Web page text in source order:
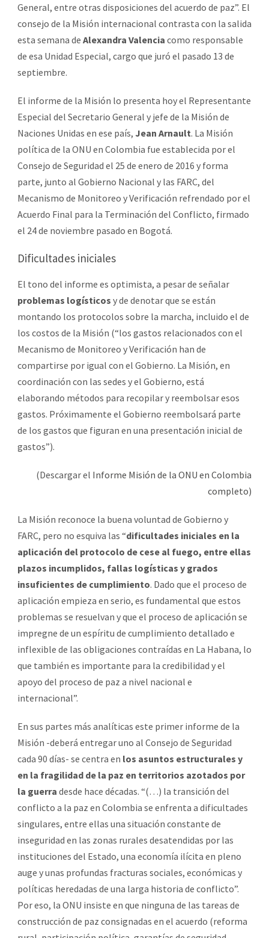
General, entre otras disposiciones del acuerdo de paz”. El
consejo de la Misión internacional contrasta con la salida
esta semana de Alexandra Valencia como responsable
de esa Unidad Especial, cargo que juró el pasado 13 de
septiembre.
El informe de la Misión lo presenta hoy el Representante
Especial del Secretario General y jefe de la Misión de
Naciones Unidas en ese país, Jean Arnault. La Misión
política de la ONU en Colombia fue establecida por el
Consejo de Seguridad el 25 de enero de 2016 y forma
parte, junto al Gobierno Nacional y las FARC, del
Mecanismo de Monitoreo y Verificación refrendado por el
Acuerdo Final para la Terminación del Conflicto, firmado
el 24 de noviembre pasado en Bogotá.
Dificultades iniciales
El tono del informe es optimista, a pesar de señalar
problemas logísticos y de denotar que se están
montando los protocolos sobre la marcha, incluido el de
los costos de la Misión (“los gastos relacionados con el
Mecanismo de Monitoreo y Verificación han de
compartirse por igual con el Gobierno. La Misión, en
coordinación con las sedes y el Gobierno, está
elaborando métodos para recopilar y reembolsar esos
gastos. Próximamente el Gobierno reembolsará parte
de los gastos que figuran en una presentación inicial de
gastos”).
(Descargar el Informe Misión de la ONU en Colombia
completo)
La Misión reconoce la buena voluntad de Gobierno y
FARC, pero no esquiva las “dificultades iniciales en la
aplicación del protocolo de cese al fuego, entre ellas
plazos incumplidos, fallas logísticas y grados
insuficientes de cumplimiento. Dado que el proceso de
aplicación empieza en serio, es fundamental que estos
problemas se resuelvan y que el proceso de aplicación se
impregne de un espíritu de cumplimiento detallado e
inflexible de las obligaciones contraídas en La Habana, lo
que también es importante para la credibilidad y el
apoyo del proceso de paz a nivel nacional e
internacional”.
En sus partes más analíticas este primer informe de la
Misión -deberá entregar uno al Consejo de Seguridad
cada 90 días- se centra en los asuntos estructurales y
en la fragilidad de la paz en territorios azotados por
la guerra desde hace décadas. “(…) la transición del
conflicto a la paz en Colombia se enfrenta a dificultades
singulares, entre ellas una situación constante de
inseguridad en las zonas rurales desatendidas por las
instituciones del Estado, una economía ilícita en pleno
auge y unas profundas fracturas sociales, económicas y
políticas heredadas de una larga historia de conflicto”.
Por eso, la ONU insiste en que ninguna de las tareas de
construcción de paz consignadas en el acuerdo (reforma